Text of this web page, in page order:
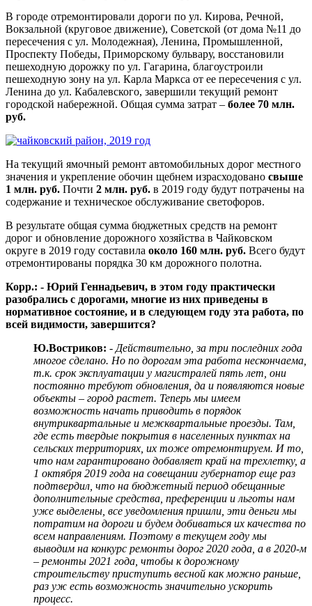
В городе отремонтировали дороги по ул. Кирова, Речной,
Вокзальной (круговое движение), Советской (от дома №11 до
пересечения с ул. Молодежная), Ленина, Промышленной,
Проспекту Победы, Приморскому бульвару, восстановили
пешеходную дорожку по ул. Гагарина, благоустроили
пешеходную зону на ул. Карла Маркса от ее пересечения с ул.
Ленина до ул. Кабалевского, завершили текущий ремонт
городской набережной. Общая сумма затрат – более 70 млн.
руб.
На текущий ямочный ремонт автомобильных дорог местного
значения и укрепление обочин щебнем израсходовано свыше
1 млн. руб. Почти 2 млн. руб. в 2019 году будут потрачены на
содержание и техническое обслуживание светофоров.
В результате общая сумма бюджетных средств на ремонт
дорог и обновление дорожного хозяйства в Чайковском
округе в 2019 году составила около 160 млн. руб. Всего будут
отремонтированы порядка 30 км дорожного полотна.
Корр.: - Юрий Геннадьевич, в этом году практически
разобрались с дорогами, многие из них приведены в
нормативное состояние, и в следующем году эта работа, по
всей видимости, завершится?
Ю.Востриков: - Действительно, за три последних года
многое сделано. Но по дорогам эта работа нескончаема,
т.к. срок эксплуатации у магистралей пять лет, они
постоянно требуют обновления, да и появляются новые
объекты – город растет. Теперь мы имеем
возможность начать приводить в порядок
внутриквартальные и межквартальные проезды. Там,
где есть твердые покрытия в населенных пунктах на
сельских территориях, их тоже отремонтируем. И то,
что нам гарантировано добавляет край на трехлетку, а
1 октября 2019 года на совещании губернатор еще раз
подтвердил, что на бюджетный период обещанные
дополнительные средства, преференции и льготы нам
уже выделены, все уведомления пришли, эти деньги мы
потратим на дороги и будем добиваться их качества по
всем направлениям. Поэтому в текущем году мы
выводим на конкурс ремонты дорог 2020 года, а в 2020-м
– ремонты 2021 года, чтобы к дорожному
строительству приступить весной как можно раньше,
раз уж есть возможность значительно ускорить
процесс.